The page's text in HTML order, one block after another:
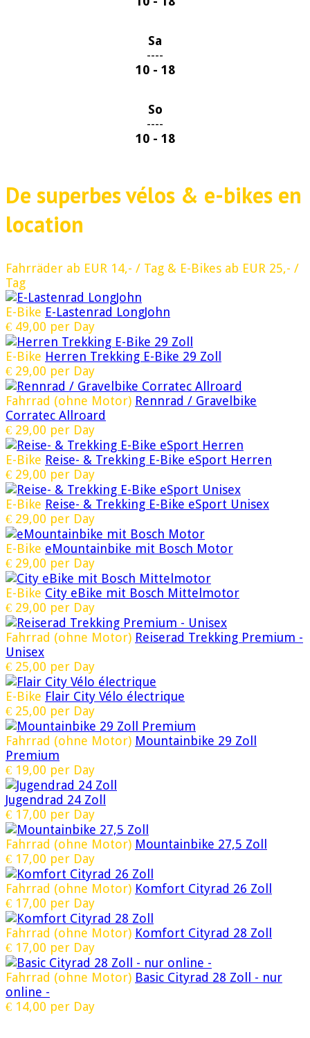
Sa
----
10 - 18
So
----
10 - 18
De superbes vélos & e-bikes en
location
Fahrräder ab EUR 14,- / Tag & E-Bikes ab EUR 25,- /
Tag
E-Bike E-Lastenrad LongJohn
€ 49,00 per Day
E-Bike Herren Trekking E-Bike 29 Zoll
€ 29,00 per Day
Fahrrad (ohne Motor) Rennrad / Gravelbike
Corratec Allroard
€ 29,00 per Day
E-Bike Reise- & Trekking E-Bike eSport Herren
€ 29,00 per Day
E-Bike Reise- & Trekking E-Bike eSport Unisex
€ 29,00 per Day
E-Bike eMountainbike mit Bosch Motor
€ 29,00 per Day
E-Bike City eBike mit Bosch Mittelmotor
€ 29,00 per Day
Fahrrad (ohne Motor) Reiserad Trekking Premium -
Unisex
€ 25,00 per Day
E-Bike Flair City Vélo électrique
€ 25,00 per Day
Fahrrad (ohne Motor) Mountainbike 29 Zoll
Premium
€ 19,00 per Day
Jugendrad 24 Zoll
€ 17,00 per Day
Fahrrad (ohne Motor) Mountainbike 27,5 Zoll
€ 17,00 per Day
Fahrrad (ohne Motor) Komfort Cityrad 26 Zoll
€ 17,00 per Day
Fahrrad (ohne Motor) Komfort Cityrad 28 Zoll
€ 17,00 per Day
Fahrrad (ohne Motor) Basic Cityrad 28 Zoll - nur
online -
€ 14,00 per Day